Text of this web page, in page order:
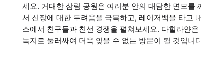
세요. 거대한 삼림 공원은 여러분 안의 대담한 면모
서 신장에 대한 두려움을 극복하고, 레이저백을 타고
스에서 친구들과 친선 경쟁을 펼쳐보세요. 다힐라얀
녹지로 둘러싸여 더욱 잊을 수 없는 방문이 될 것입니